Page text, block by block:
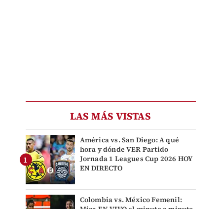
LAS MÁS VISTAS
América vs. San Diego: A qué
hora y dónde VER Partido
Jornada 1 Leagues Cup 2026 HOY
EN DIRECTO
Colombia vs. México Femenil: